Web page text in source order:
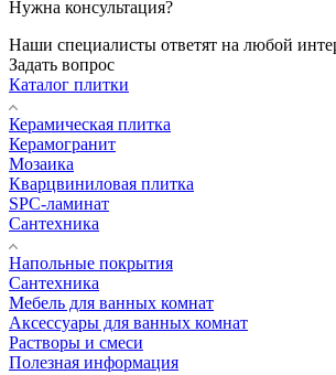
Нужна консультация?
Наши специалисты ответят на любой
Задать вопрос
Каталог плитки
Керамическая плитка
Керамогранит
Мозаика
Кварцвиниловая плитка
SPC-ламинат
Сантехника
Напольные покрытия
Сантехника
Мебель для ванных комнат
Аксессуары для ванных комнат
Растворы и смеси
Полезная информация